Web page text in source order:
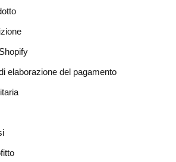
elaborazione del pagamento